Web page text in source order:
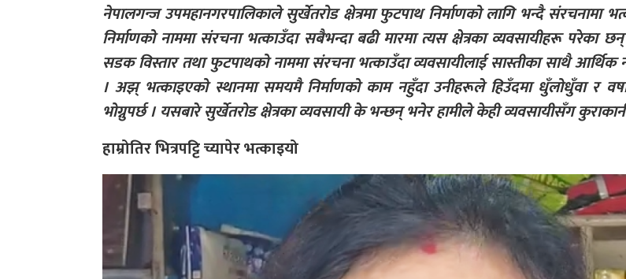
नेपालगन्ज उपमहानगरपालिकाले सुर्खेतरोड क्षेत्रमा फुटपाथ निर्माणको लागि भन्दै संरचनामा
निर्माणको नाममा संरचना भत्काउँदा सबैभन्दा बढी मारमा त्यस क्षेत्रका व्यवसायीहरू
सडक विस्तार तथा फुटपाथको नाममा संरचना भत्काउँदा व्यवसायीलाई सास्तीका साथै आर्थिक
। अझ् भत्काइएको स्थानमा समयमै निर्माणको काम नहुँदा उनीहरूले हिउँदमा धुँलोधुँवा र
भोग्नुपर्छ । यसबारे सुर्खेतरोड क्षेत्रका व्यवसायी के भन्छन् भनेर हामीले केही व्यवसायीसँग
हाम्रोतिर भित्रपट्टि च्यापेर भत्काइयो